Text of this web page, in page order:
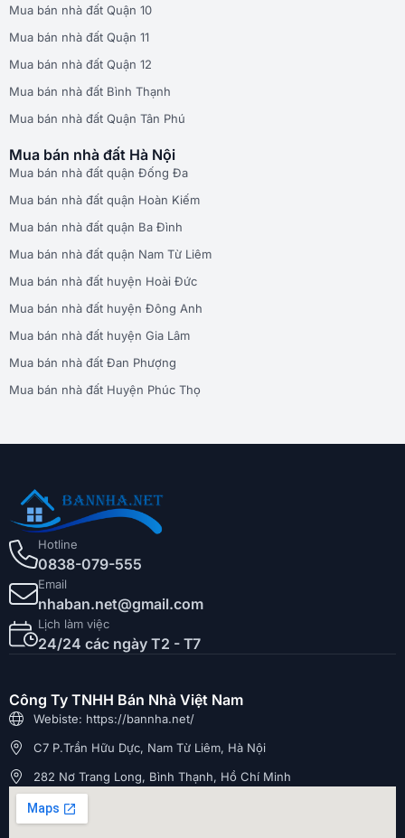
Mua bán nhà đất Quận 10
Mua bán nhà đất Quận 11
Mua bán nhà đất Quận 12
Mua bán nhà đất Bình Thạnh
Mua bán nhà đất Quận Tân Phú
Mua bán nhà đất Hà Nội
Mua bán nhà đất quận Đống Đa
Mua bán nhà đất quận Hoàn Kiếm
Mua bán nhà đất quận Ba Đình
Mua bán nhà đất quận Nam Từ Liêm
Mua bán nhà đất huyện Hoài Đức
Mua bán nhà đất huyện Đông Anh
Mua bán nhà đất huyện Gia Lâm
Mua bán nhà đất Đan Phượng
Mua bán nhà đất Huyện Phúc Thọ
Hotline
0838-079-555
Email
nhaban.net@gmail.com
Lịch làm việc
24/24 các ngày T2 - T7
Công Ty TNHH Bán Nhà Việt Nam
Webiste: https://bannha.net/
C7 P.Trần Hữu Dực, Nam Từ Liêm, Hà Nội
282 Nơ Trang Long, Bình Thạnh, Hồ Chí Minh